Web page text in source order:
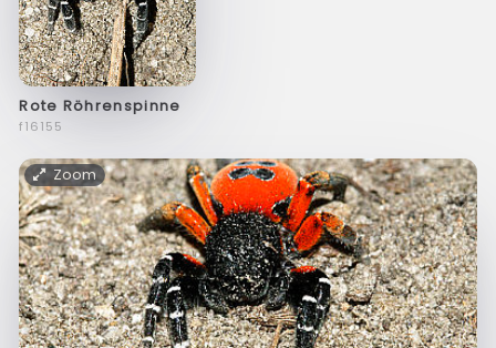
Rote Röhrenspinne
f16155
Zoom